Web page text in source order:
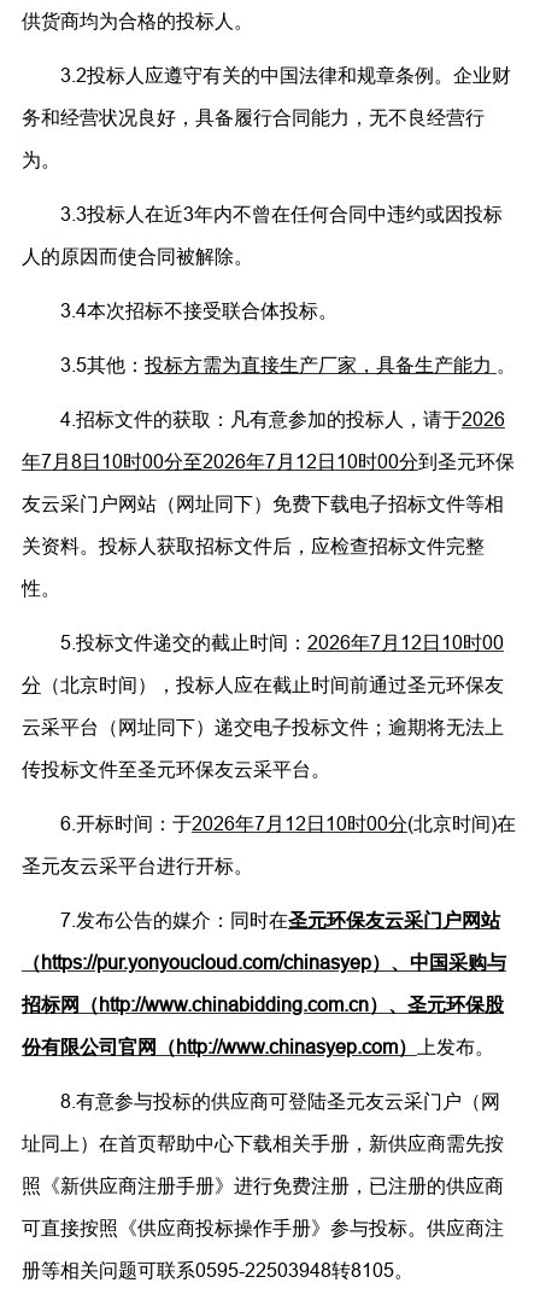
供货商均为合格的投标人。
3.2投标人应遵守有关的中国法律和规章条例。企业财
务和经营状况良好，具备履行合同能力，无不良经营行
为。
3.3投标人在近3年内不曾在任何合同中违约或因投标
人的原因而使合同被解除。
3.4本次招标不接受联合体投标。
3.5其他： 投标方需为直接生产厂家，具备生产能力 。
4.招标文件的获取：凡有意参加的投标人，请于2026
年7月 8日 10时00分至2026年7月 12 日 10时00分到圣元环保
友云采门户网站（网址同下）免费下载电子招标文件等相
关资料。投标人获取招标文件后，应检查招标文件完整
性。
5.投标文件递交的截止时间： 2026年7月12日10时00
分 （北京时间），投标人应在截止时间前通过圣元环保友
云采平台（网址同下）递交电子投标文件；逾期将无法上
传投标文件至圣元环保友云采平台。
6.开标时间：于2026年7月12日10时00分(北京时间)在
圣元友云采平台进行开标。
7.发布公告的媒介：同时在圣元环保友云采门户网站
（ https://pur.yonyoucloud.com/chinasyep）、中国采购与
招标网（ http://www.chinabidding.com.cn）、圣元环保股
份有限公司 官网 （ http://www.chinasyep.com） 上发布。
8.有意参与投标的供应商可登陆圣元友云采门户（网
址同上）在首页帮助中心下载相关手册，新供应商需先按
照《新供应商注册手册》进行免费注册，已注册的供应商
可直接按照 《供应商投标操作手册》参与投标。供应商注
册等相关问题可联系0595-22503948转8105。